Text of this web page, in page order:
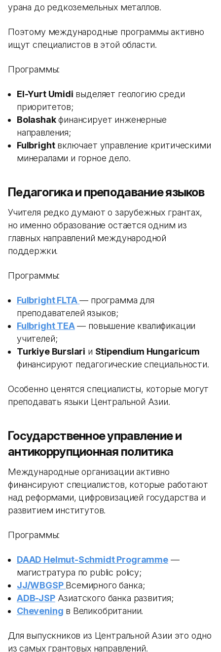
урана до редкоземельных металлов.
Поэтому международные программы активно
ищут специалистов в этой области.
Программы:
El-Yurt Umidi выделяет геологию среди
приоритетов;
Bolashakфинансирует инженерные
направления;
Fulbrightвключает управление критическими
минералами и горное дело.
Педагогика и преподавание языков
Учителя редко думают о зарубежных грантах,
но именно образование остается одним из
главных направлений международной
поддержки.
Программы:
Fulbright FLTA — программа для
преподавателей языков;
Fulbright TEA— повышение квалификации
учителей;
Turkiye Burslari и Stipendium Hungaricum
финансируют педагогические специальности.
Особенно ценятся специалисты, которые могут
преподавать языки Центральной Азии.
Государственное управление и
антикоррупционная политика
Международные организации активно
финансируют специалистов, которые работают
над реформами, цифровизацией государства и
развитием институтов.
Программы:
DAAD Helmut-Schmidt Programme—
магистратура по public policy;
JJ/WBGSP Всемирного банка;
ADB-JSPАзиатского банка развития;
Chevening в Великобритании.
Для выпускников из Центральной Азии это одно
из самых грантовых направлений.